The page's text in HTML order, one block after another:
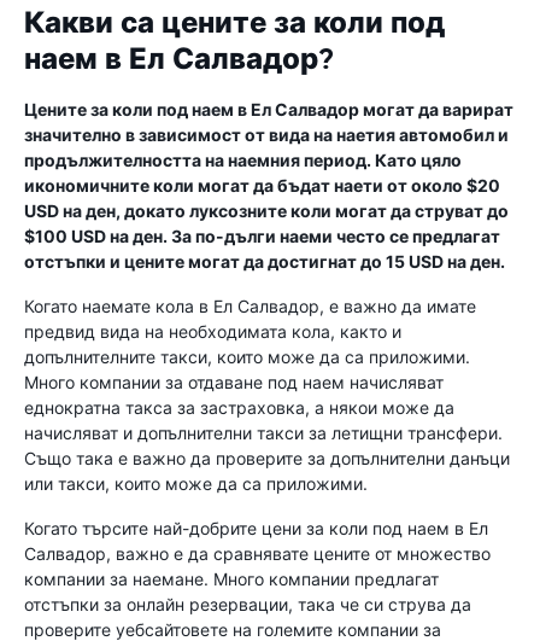
Какви са цените за коли под
наем в Ел Салвадор?
Цените за коли под наем в Ел Салвадор могат да варират
значително в зависимост от вида на наетия автомобил и
продължителността на наемния период. Като цяло
икономичните коли могат да бъдат наети от около $20
USD на ден, докато луксозните коли могат да струват до
$100 USD на ден. За по-дълги наеми често се предлагат
отстъпки и цените могат да достигнат до 15 USD на ден.
Когато наемате кола в Ел Салвадор, е важно да имате
предвид вида на необходимата кола, както и
допълнителните такси, които може да са приложими.
Много компании за отдаване под наем начисляват
еднократна такса за застраховка, а някои може да
начисляват и допълнителни такси за летищни трансфери.
Също така е важно да проверите за допълнителни данъци
или такси, които може да са приложими.
Когато търсите най-добрите цени за коли под наем в Ел
Салвадор, важно е да сравнявате цените от множество
компании за наемане. Много компании предлагат
отстъпки за онлайн резервации, така че си струва да
проверите уебсайтовете на големите компании за